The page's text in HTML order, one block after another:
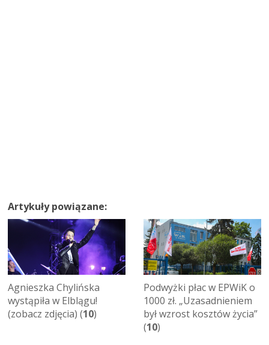
Artykuły powiązane:
Agnieszka Chylińska
wystąpiła w Elblągu!
(zobacz zdjęcia) (10)
Podwyżki płac w EPWiK o
1000 zł. „Uzasadnieniem
był wzrost kosztów życia”
(10)